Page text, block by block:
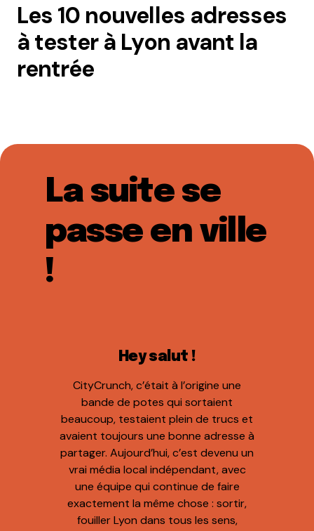
Les 10 nouvelles adresses
à tester à Lyon avant la
rentrée
La suite se
passe en ville
!
Hey salut !
CityCrunch, c’était à l’origine une
bande de potes qui sortaient
beaucoup, testaient plein de trucs et
avaient toujours une bonne adresse à
partager. Aujourd’hui, c’est devenu un
vrai média local indépendant, avec
une équipe qui continue de faire
exactement la même chose : sortir,
fouiller Lyon dans tous les sens,